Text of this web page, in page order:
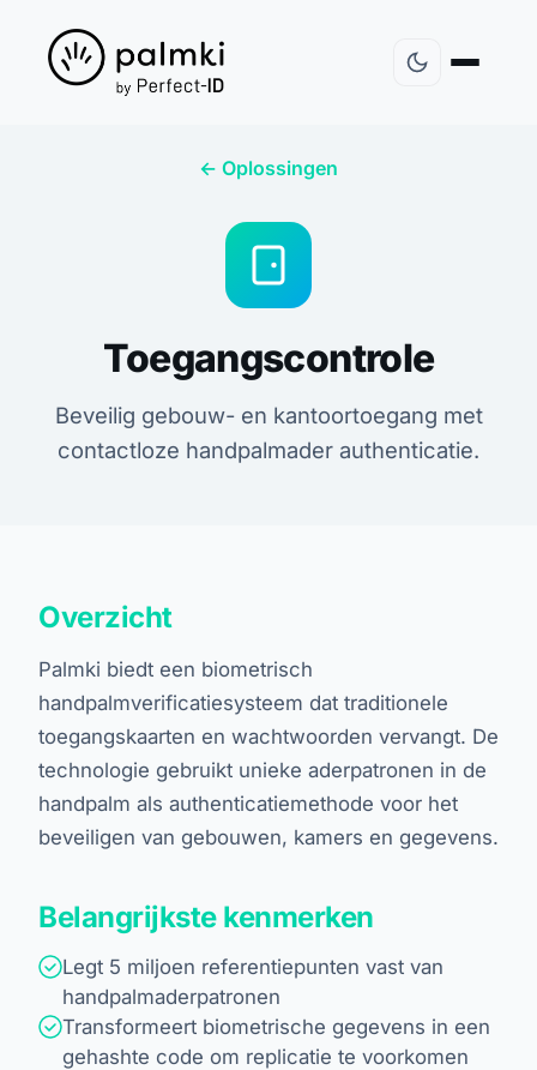
← Oplossingen
Toegangscontrole
Beveilig gebouw- en kantoortoegang met
contactloze handpalmader authenticatie.
Overzicht
Palmki biedt een biometrisch
handpalmverificatiesysteem dat traditionele
toegangskaarten en wachtwoorden vervangt. De
technologie gebruikt unieke aderpatronen in de
handpalm als authenticatiemethode voor het
beveiligen van gebouwen, kamers en gegevens.
Belangrijkste kenmerken
Legt 5 miljoen referentiepunten vast van
handpalmaderpatronen
Transformeert biometrische gegevens in een
gehashte code om replicatie te voorkomen